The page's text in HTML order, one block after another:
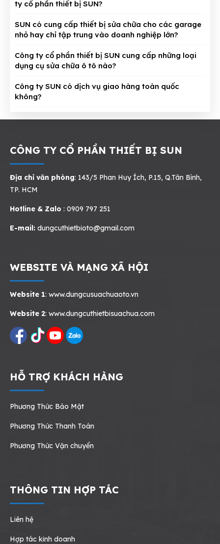
ty cổ phần thiết bị SUN?
SUN có cung cấp thiết bị sửa chữa cho các garage
nhỏ hay chỉ tập trung vào doanh nghiệp lớn?
Công ty cổ phần thiết bị SUN cung cấp những loại
dụng cụ sửa chữa ô tô nào?
Công ty SUN có dịch vụ giao hàng toàn quốc
không?
CÔNG TY CỔ PHẦN THIẾT BỊ SUN
Địa chỉ văn phòng: 143/5 Phan Huy Ích, P.15, Q.Tân Bình,
TP. HCM
Hotline & Zalo : 0909 797 251
E-mail: dungcuthietbioto@gmail.com
WEBSITE VÀ MẠNG XÃ HỘI
Website 1: www.dungcusuachuaoto.vn
Website 2: www.dungcuthietbisuachua.com
HỖ TRỢ KHÁCH HÀNG
Phương Thức Bảo Mật
Phương Thức Thanh Toán
Phương Thức Vận chuyển
THÔNG TIN HỢP TÁC
Liên hệ
Hợp tác kinh doanh